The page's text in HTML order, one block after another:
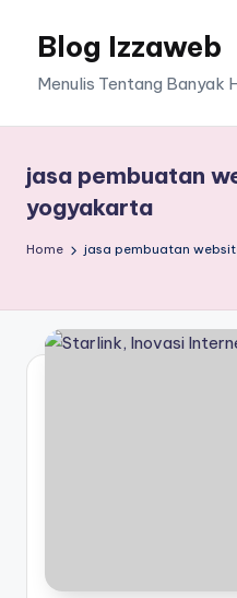
Blog Izzaweb
Menulis Tentang Banyak
jasa pembuatan
yogyakarta
Home jasa pembuatan